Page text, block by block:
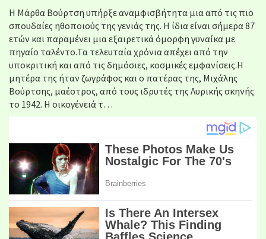
Η Μάρθα Βούρτση υπήρξε αναμφισβήτητα μια από τις πιο
σπουδαίες ηθοποιούς της γενιάς της. Η ίδια είναι σήμερα 87
ετών και παραμένει μια εξαιρετικά όμορφη γυναίκα με
πηγαίο ταλέντο.Τα τελευταία χρόνια απέχει από την
υποκριτική και από τις δημόσιες, κοσμικές εμφανίσεις.Η
μητέρα της ήταν ζωγράφος και ο πατέρας της, Μιχάλης
Βούρτσης, μαέστρος, από τους ιδρυτές της Λυρικής σκηνής
το 1942. Η οικογένειά τ…